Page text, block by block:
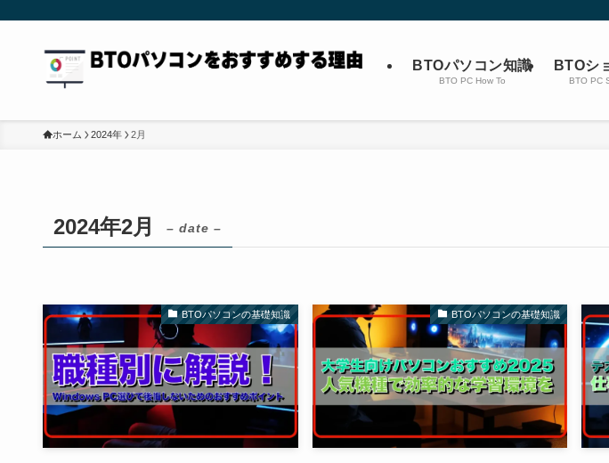
BTOパソコン知識
BTO PC How To
BTOシ
BTO PC
ホーム 2024年 2月
2024年2月 – date –
BTOパソコンの基礎知識 BTOパソコンの基礎知識